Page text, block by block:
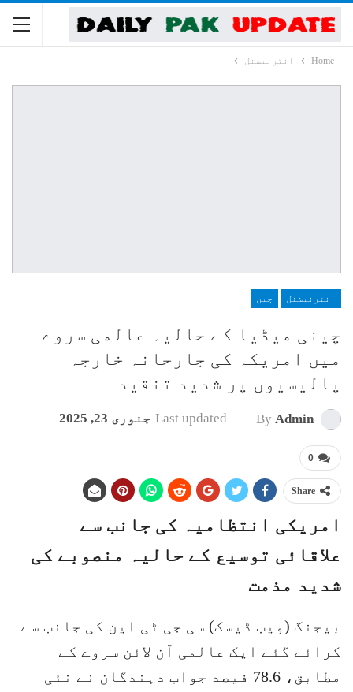
Home انٹرنیشنل
انٹرنیشنل چین
چینی میڈیا کے حالیہ عالمی سروے
میں امریکہ کی جارحانہ خارجہ
پالیسیوں پر شدید تنقید
By Admin
Last updated جنوری 23, 2025
0
Share
امریکی انتظامیہ کی جانب سے
علاقائی توسیع کے حالیہ منصوبے کی
شدید مذمت
بیجنگ (ویب ڈیسک) سی جی ٹی این کی جانب سے
کرائے گئے ایک عالمی آن لائن سروے کے
مطابق، 78.6 فیصد جواب دہندگان نے نئی